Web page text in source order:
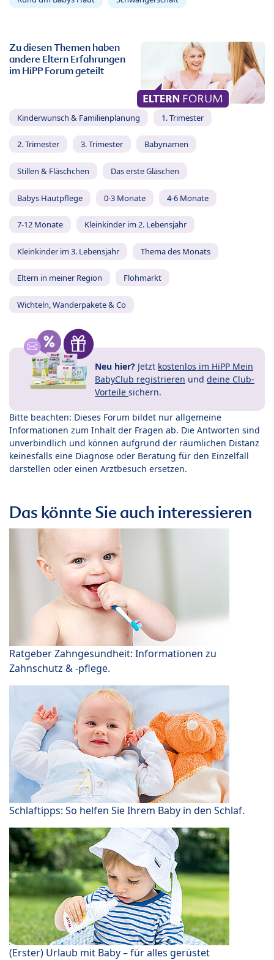
Zu diesen Themen haben
andere Eltern Erfahrungen
im HiPP Forum geteilt
Kinderwunsch & Familienplanung 1. Trimester
2. Trimester 3. Trimester Babynamen
Stillen & Fläschchen Das erste Gläschen
Babys Hautpflege 0-3 Monate 4-6 Monate
7-12 Monate Kleinkinder im 2. Lebensjahr
Kleinkinder im 3. Lebensjahr Thema des Monats
Eltern in meiner Region Flohmarkt
Wichteln, Wanderpakete & Co
Neu hier? Jetzt kostenlos im HiPP Mein
BabyClub registrieren und deine Club-
Vorteile sichern.
Bitte beachten: Dieses Forum bildet nur allgemeine
Informationen zum Inhalt der Fragen ab. Die Antworten sind
unverbindlich und können aufgrund der räumlichen Distanz
keinesfalls eine Diagnose oder Beratung für den Einzelfall
darstellen oder einen Arztbesuch ersetzen.
Das könnte Sie auch interessieren
Ratgeber Zahngesundheit: Informationen zu
Zahnschutz & -pflege.
Schlaftipps: So helfen Sie Ihrem Baby in den Schlaf.
(Erster) Urlaub mit Baby – für alles gerüstet